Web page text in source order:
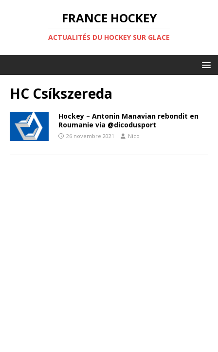
FRANCE HOCKEY
ACTUALITÉS DU HOCKEY SUR GLACE
HC Csíkszereda
Hockey – Antonin Manavian rebondit en
Roumanie via @dicodusport
26 novembre 2021 Nico